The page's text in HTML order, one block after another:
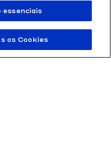
essenciais
os Cookies